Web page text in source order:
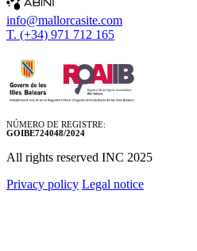
info@mallorcasite.com
T. (+34) 971 712 165
NÚMERO DE REGISTRE:
GOIBE724048/2024
All rights reserved INC 2025
Privacy policy Legal notice